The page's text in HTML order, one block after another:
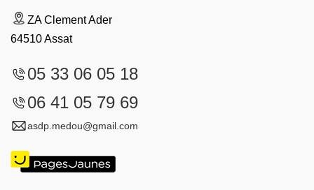
ZA Clement Ader
64510 Assat
05 33 06 05 18
06 41 05 79 69
asdp.medou@gmail.com